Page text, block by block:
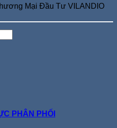
Mại Đầu Tư VILANDIO
PHÂN PHỐI